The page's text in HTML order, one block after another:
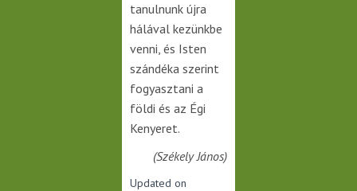
tanulnunk újra
hálával kezünkbe
venni, és Isten
szándéka szerint
fogyasztani a
földi és az Égi
Kenyeret.
(Székely János)
Updated on